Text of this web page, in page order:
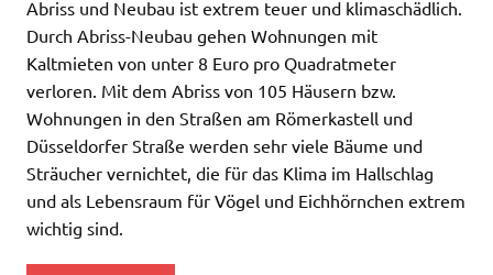
Abriss und Neubau ist extrem teuer und klimaschädlich.
Durch Abriss-Neubau gehen Wohnungen mit
Kaltmieten von unter 8 Euro pro Quadratmeter
verloren. Mit dem Abriss von 105 Häusern bzw.
Wohnungen in den Straßen am Römerkastell und
Düsseldorfer Straße werden sehr viele Bäume und
Sträucher vernichtet, die für das Klima im Hallschlag
und als Lebensraum für Vögel und Eichhörnchen extrem
wichtig sind.